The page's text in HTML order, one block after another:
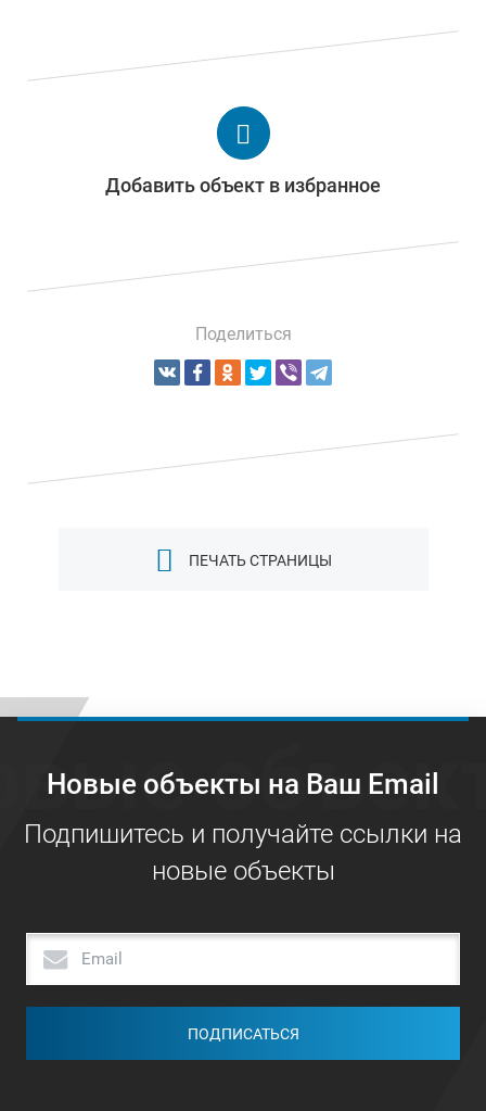
Добавить объект в избранное
Поделиться
ПЕЧАТЬ СТРАНИЦЫ
Новые объекты на Ваш Email
Подпишитесь и получайте ссылки на
новые объекты
ПОДПИСАТЬСЯ